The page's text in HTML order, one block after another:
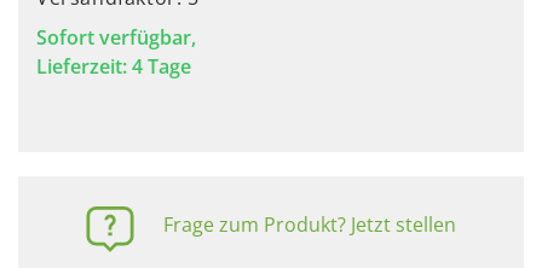
Sofort verfügbar,
Lieferzeit: 4 Tage
Frage zum Produkt? Jetzt stellen